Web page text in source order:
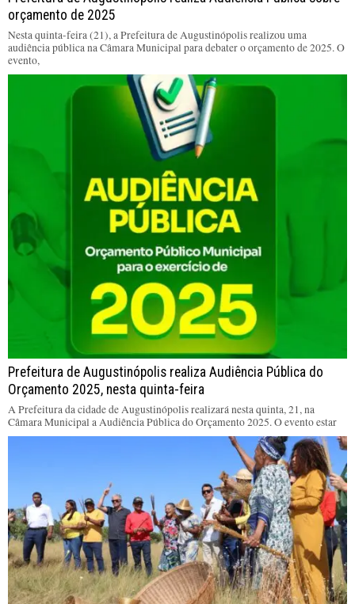
orçamento de 2025
Nesta quinta-feira (21), a Prefeitura de Augustinópolis realizou uma
audiência pública na Câmara Municipal para debater o orçamento de 2025. O
evento,
Prefeitura de Augustinópolis realiza Audiência Pública do
Orçamento 2025, nesta quinta-feira
A Prefeitura da cidade de Augustinópolis realizará nesta quinta, 21, na
Câmara Municipal a Audiência Pública do Orçamento 2025. O evento estar